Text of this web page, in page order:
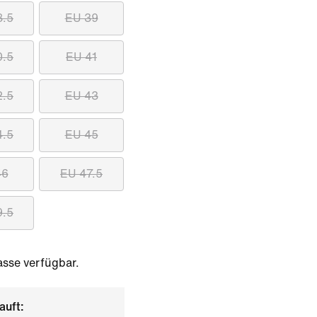
EU 39
EU 41
EU 43
EU 45
EU 47.5
verfügbar.